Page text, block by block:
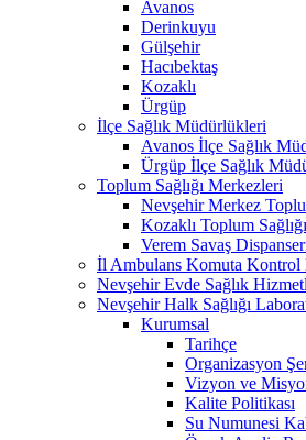
Avanos
Derinkuyu
Gülşehir
Hacıbektaş
Kozaklı
Ürgüp
İlçe Sağlık Müdürlükleri
Avanos İlçe Sağlık
Ürgüp İlçe Sağlık
Toplum Sağlığı Merkezleri
Nevşehir Merkez
Kozaklı Toplum
Verem Savaş
İl Ambulans Komuta Kontrol
Nevşehir Evde Sağlık
Nevşehir Halk Sağlığı
Kurumsal
Tarihçe
Organizasyon
Vizyon ve
Kalite Politikası
Su Numunesi